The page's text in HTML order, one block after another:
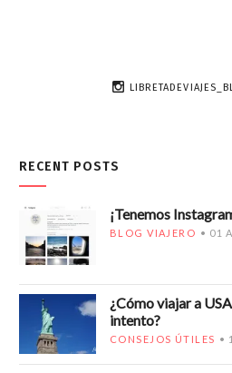
RECENT POSTS
¡Tenemos
BLOG VIAJERO 01
¿Cómo viajar a
intento?
CONSEJOS ÚTILES